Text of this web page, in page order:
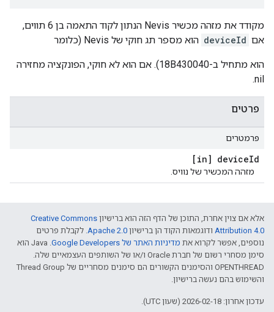
מקודד את מזהה מכשיר Nevis הנתון לקוד התאמה בן 6 תווים,
אם deviceId הוא מספר תג חוקי של Nevis (כלומר
הוא מתחיל ב-18B430040). אם הוא לא חוקי, הפונקציה מחזירה
nil.
פרטים
פרמטרים
[in] deviceId
מזהה המכשיר של נוויס.
אלא אם צוין אחרת, התוכן של הדף הזה הוא ברישיון Creative Commons
Attribution 4.0‏ ודוגמאות הקוד הן ברישיון Apache 2.0‏. לקבלת פרטים
נוספים, אפשר לקרוא את מדיניות האתר של Google Developers‏
.‏ Java הוא
סימן מסחרי רשום של חברת Oracle ו/או של השותפים העצמאיים שלה.
‫OPENTHREAD והסימנים הקשורים הם סימנים מסחריים של Thread Group
והשימוש בהם נעשה ברישיון.
עדכון אחרון: 2026-02-18 (שעון UTC).